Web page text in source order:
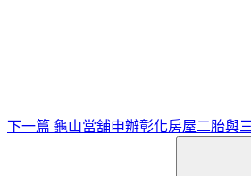
下一篇 龜山當舖申辦彰化房屋二胎與